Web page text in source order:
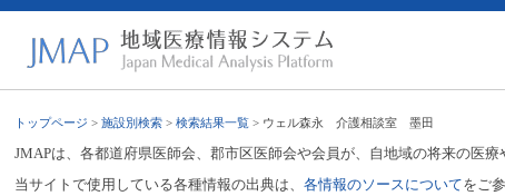
トップページ >施設別検索 >検索結果一覧 > ウェル森永 介護相談室 墨田
JMAPは、各都道府県医師会、郡市区医師会や会員が、自地域の将来の医
当サイトで使用している各種情報の出典は、各情報のソースについてをご